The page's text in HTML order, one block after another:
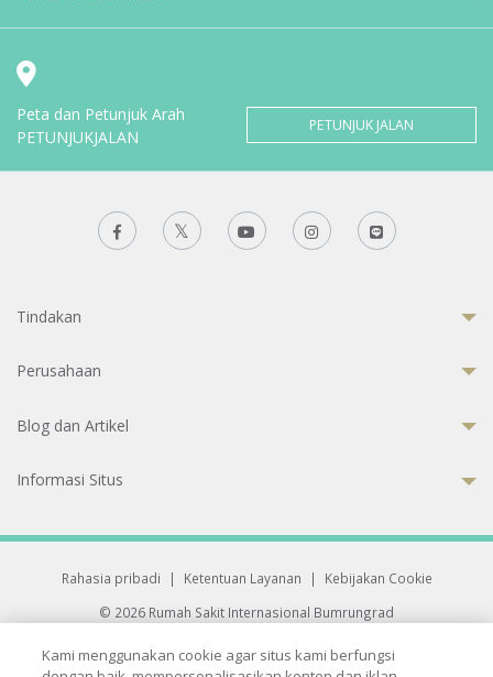
Peta dan Petunjuk Arah
PETUNJUKJALAN
PETUNJUK JALAN
Tindakan
Perusahaan
Blog dan Artikel
Informasi Situs
Rahasia pribadi | Ketentuan Layanan |
Kebijakan Cookie
© 2026 Rumah Sakit Internasional Bumrungrad
33 Sukhumvit 3, Wattana, Bangkok 10110 Thailand.
Kami menggunakan cookie agar situs kami berfungsi